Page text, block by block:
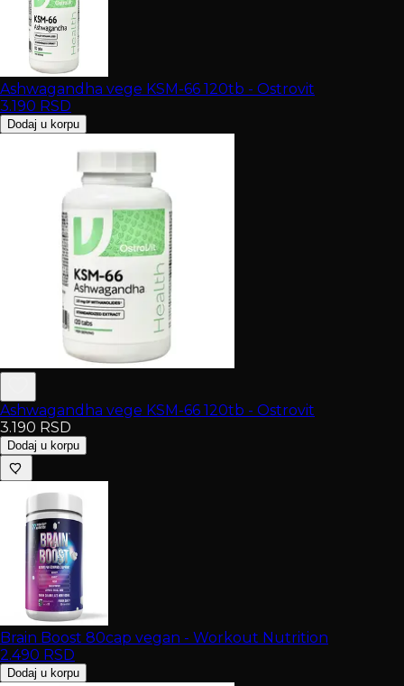
Ashwagandha vege KSM-66 120tb - Ostrovit
3.190 RSD
Dodaj u korpu
Ashwagandha vege KSM-66 120tb - Ostrovit
3.190 RSD
Dodaj u korpu
Brain Boost 80cap vegan - Workout Nutrition
2.490 RSD
Dodaj u korpu